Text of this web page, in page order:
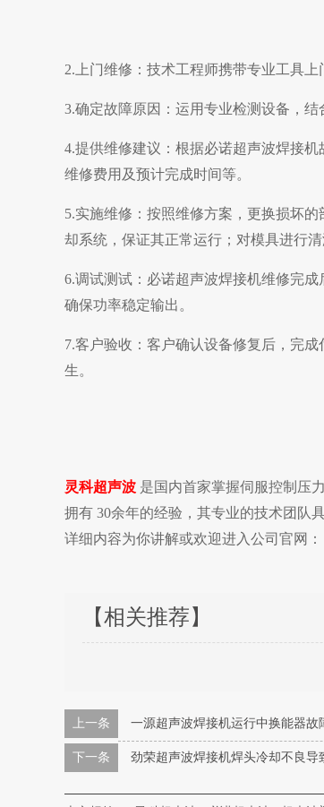
2.上门维修：技术工程师携带专业工具上
3.确定故障原因：运用专业检测设备，
4.提供维修建议：根据必诺超声波焊接机
维修费用及预计完成时间等。
5.实施维修：按照维修方案，更换损坏
却系统，保证其正常运行；对模具进行
6.调试测试： 必诺超声波焊接机维修完成
确保功率稳定输出。
7.客户验收：客户确认设备修复后，完
生。
灵科超声波 是国内首家掌握伺服控制压
拥有 30余年的经验，其专业的技术团队
详细内容为你讲解或欢迎进入公司官网：
【相关推荐】
上一条 一源超声波焊接机运行中换能器
下一条 劲荣超声波焊接机焊头冷却不良